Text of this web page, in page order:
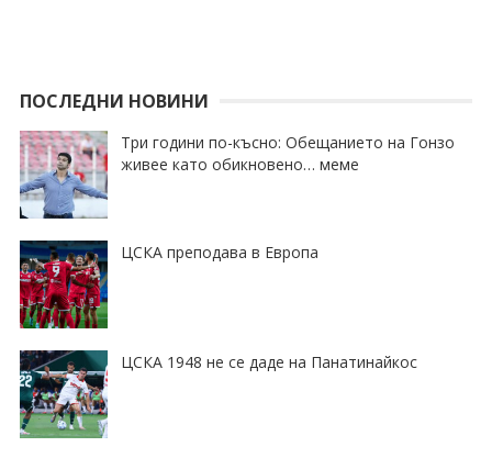
ПОСЛЕДНИ НОВИНИ
Три години по-късно: Обещанието на Гонзо
живее като обикновено… меме
ЦСКА преподава в Европа
ЦСКА 1948 не се даде на Панатинайкос